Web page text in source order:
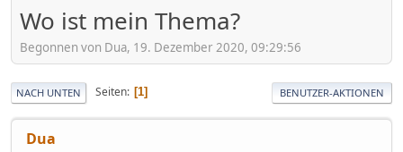
Wo ist mein Thema?
Begonnen von Dua, 19. Dezember 2020, 09:29:56
NACH UNTEN Seiten 1 BENUTZER-AKTIONEN
Dua